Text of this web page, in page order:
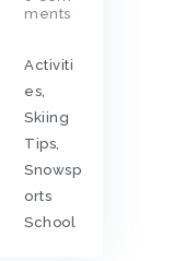
ments
Activiti
es
Skiing
Tips
Snowsp
orts
School